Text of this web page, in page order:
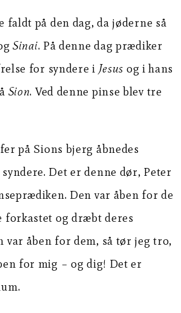
faldt på den dag, da jøderne så
Sinai. På denne dag prædiker
for syndere i Jesus og i hans
Sion. Ved denne pinse blev tre
på Sions bjerg åbnedes
Det er denne dør, Peter
Den var åben for de
forkastet og dræbt deres
var åben for dem, så tør jeg tro,
for mig – og dig! Det er